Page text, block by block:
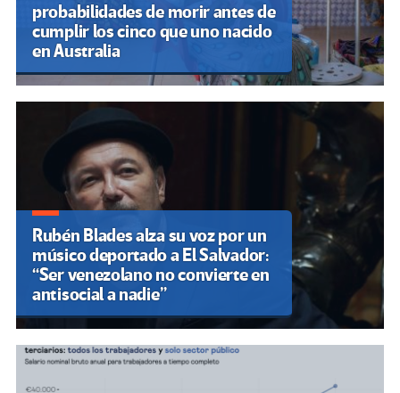
probabilidades de morir antes de
cumplir los cinco que uno nacido
en Australia
Rubén Blades alza su voz por un
músico deportado a El Salvador:
“Ser venezolano no convierte en
antisocial a nadie”